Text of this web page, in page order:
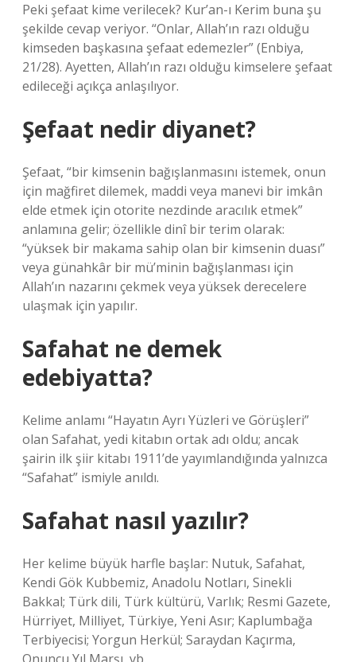
Peki şefaat kime verilecek? Kur’an-ı Kerim buna şu
şekilde cevap veriyor. “Onlar, Allah’ın razı olduğu
kimseden başkasına şefaat edemezler” (Enbiya,
21/28). Ayetten, Allah’ın razı olduğu kimselere şefaat
edileceği açıkça anlaşılıyor.
Şefaat nedir diyanet?
Şefaat, “bir kimsenin bağışlanmasını istemek, onun
için mağfiret dilemek, maddi veya manevi bir imkân
elde etmek için otorite nezdinde aracılık etmek”
anlamına gelir; özellikle dinî bir terim olarak:
“yüksek bir makama sahip olan bir kimsenin duası”
veya günahkâr bir mü’minin bağışlanması için
Allah’ın nazarını çekmek veya yüksek derecelere
ulaşmak için yapılır.
Safahat ne demek
edebiyatta?
Kelime anlamı “Hayatın Ayrı Yüzleri ve Görüşleri”
olan Safahat, yedi kitabın ortak adı oldu; ancak
şairin ilk şiir kitabı 1911’de yayımlandığında yalnızca
“Safahat” ismiyle anıldı.
Safahat nasıl yazılır?
Her kelime büyük harfle başlar: Nutuk, Safahat,
Kendi Gök Kubbemiz, Anadolu Notları, Sinekli
Bakkal; Türk dili, Türk kültürü, Varlık; Resmi Gazete,
Hürriyet, Milliyet, Türkiye, Yeni Asır; Kaplumbağa
Terbiyecisi; Yorgun Herkül; Saraydan Kaçırma,